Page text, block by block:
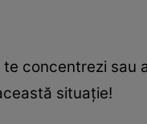
concentrezi
situaţie!